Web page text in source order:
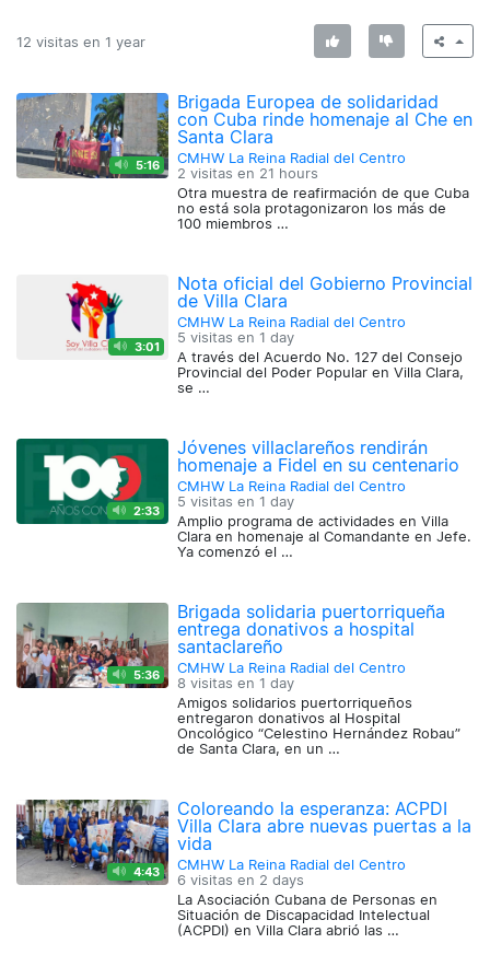
12 visitas en 1 year
5:16
Brigada Europea de solidaridad
con Cuba rinde homenaje al Che en
Santa Clara
CMHW La Reina Radial del Centro
2 visitas en 21 hours
Otra muestra de reafirmación de que Cuba
no está sola protagonizaron los más de
100 miembros …
3:01
Nota oficial del Gobierno Provincial
de Villa Clara
CMHW La Reina Radial del Centro
5 visitas en 1 day
A través del Acuerdo No. 127 del Consejo
Provincial del Poder Popular en Villa Clara,
se …
2:33
Jóvenes villaclareños rendirán
homenaje a Fidel en su centenario
CMHW La Reina Radial del Centro
5 visitas en 1 day
Amplio programa de actividades en Villa
Clara en homenaje al Comandante en Jefe.
Ya comenzó el …
5:36
Brigada solidaria puertorriqueña
entrega donativos a hospital
santaclareño
CMHW La Reina Radial del Centro
8 visitas en 1 day
Amigos solidarios puertorriqueños
entregaron donativos al Hospital
Oncológico “Celestino Hernández Robau”
de Santa Clara, en un …
4:43
Coloreando la esperanza: ACPDI
Villa Clara abre nuevas puertas a la
vida
CMHW La Reina Radial del Centro
6 visitas en 2 days
La Asociación Cubana de Personas en
Situación de Discapacidad Intelectual
(ACPDI) en Villa Clara abrió las …